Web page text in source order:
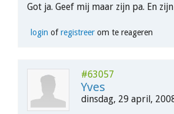
Got ja. Geef mij maar zijn pa. En
login ofregistreerom te reageren
#63057
Yves
dinsdag, 29 april,